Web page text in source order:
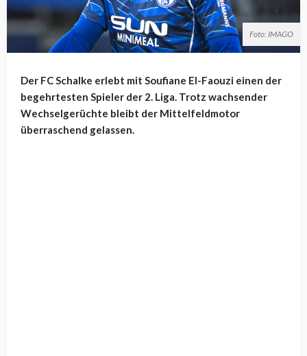
Foto: IMAGO
Der FC Schalke erlebt mit Soufiane El-Faouzi einen der
begehrtesten Spieler der 2. Liga. Trotz wachsender
Wechselgerüchte bleibt der Mittelfeldmotor
überraschend gelassen.